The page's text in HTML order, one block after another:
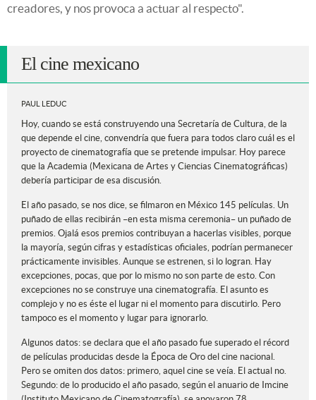
creadores, y nos provoca a actuar al respecto".
El cine mexicano
PAUL LEDUC
Hoy, cuando se está construyendo una Secretaría de Cultura, de la
que depende el cine, convendría que fuera para todos claro cuál es el
proyecto de cinematografía que se pretende impulsar. Hoy parece
que la Academia (Mexicana de Artes y Ciencias Cinematográficas)
debería participar de esa discusión.
El año pasado, se nos dice, se filmaron en México 145 películas. Un
puñado de ellas recibirán –en esta misma ceremonia– un puñado de
premios. Ojalá esos premios contribuyan a hacerlas visibles, porque
la mayoría, según cifras y estadísticas oficiales, podrían permanecer
prácticamente invisibles. Aunque se estrenen, si lo logran. Hay
excepciones, pocas, que por lo mismo no son parte de esto. Con
excepciones no se construye una cinematografía. El asunto es
complejo y no es éste el lugar ni el momento para discutirlo. Pero
tampoco es el momento y lugar para ignorarlo.
Algunos datos: se declara que el año pasado fue superado el récord
de películas producidas desde la Época de Oro del cine nacional.
Pero se omiten dos datos: primero, aquel cine se veía. El actual no.
Segundo: de lo producido el año pasado, según el anuario de Imcine